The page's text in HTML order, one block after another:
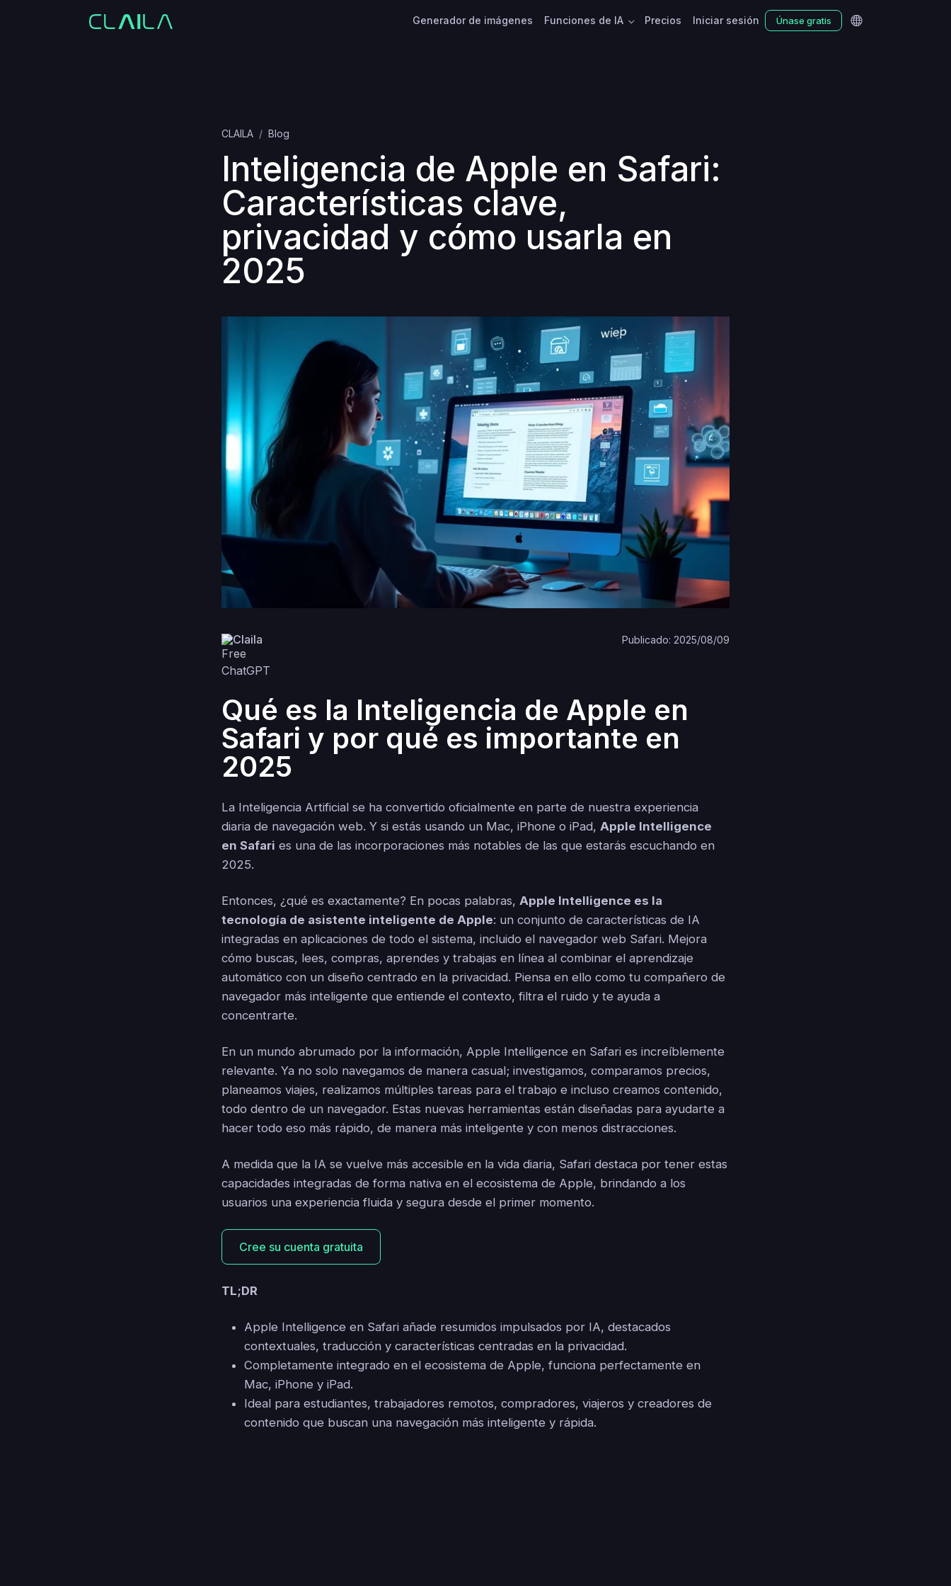
Generador de imágenes Funciones de IA Precios Iniciar sesión Únase gratis
CLAILA Blog
Inteligencia de Apple en Safari:
Características clave,
privacidad y cómo usarla en
2025
Claila Publicado: 2025/08/09
Qué es la Inteligencia de Apple en
Safari y por qué es importante en
2025
La Inteligencia Artificial se ha convertido oficialmente en parte de nuestra experiencia
diaria de navegación web. Y si estás usando un Mac, iPhone o iPad,Apple Intelligence
en Safari es una de las incorporaciones más notables de las que estarás escuchando en
2025.
Entonces, ¿qué es exactamente? En pocas palabras,Apple Intelligence es la
tecnología de asistente inteligente de Apple: un conjunto de características de IA
integradas en aplicaciones de todo el sistema, incluido el navegador web Safari. Mejora
cómo buscas, lees, compras, aprendes y trabajas en línea al combinar el aprendizaje
automático con un diseño centrado en la privacidad. Piensa en ello como tu compañero de
navegador más inteligente que entiende el contexto, filtra el ruido y te ayuda a
concentrarte.
En un mundo abrumado por la información, Apple Intelligence en Safari es increíblemente
relevante. Ya no solo navegamos de manera casual; investigamos, comparamos precios,
planeamos viajes, realizamos múltiples tareas para el trabajo e incluso creamos contenido,
todo dentro de un navegador. Estas nuevas herramientas están diseñadas para ayudarte a
hacer todo eso más rápido, de manera más inteligente y con menos distracciones.
A medida que la IA se vuelve más accesible en la vida diaria, Safari destaca por tener estas
capacidades integradas de forma nativa en el ecosistema de Apple, brindando a los
usuarios una experiencia fluida y segura desde el primer momento.
Cree su cuenta gratuita
TL;DR
Apple Intelligence en Safari añade resumidos impulsados por IA, destacados
contextuales, traducción y características centradas en la privacidad.
Completamente integrado en el ecosistema de Apple, funciona perfectamente en
Mac, iPhone y iPad.
Ideal para estudiantes, trabajadores remotos, compradores, viajeros y creadores de
contenido que buscan una navegación más inteligente y rápida.